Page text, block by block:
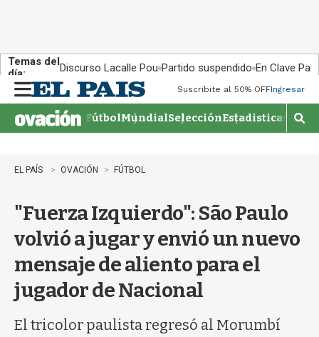
Temas del
día:
Discurso Lacalle Pou Partido suspendido En Clave País
n
u
Suscribite al 50% OFFIngresar
FútbolMundialSelecciónEstadisticas
M
o
�
EL PAÍS OVACIÓN FÚTBOL
"Fuerza Izquierdo": São Paulo
volvió a jugar y envió un nuevo
mensaje de aliento para el
jugador de Nacional
El tricolor paulista regresó al Morumbí